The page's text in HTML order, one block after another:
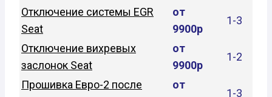
Отключение системы EGR
Seat
от
9900р
1-3
Отключение вихревых
заслонок Seat
от
9900р
1-2
Прошивка Евро-2 после
от
1-3